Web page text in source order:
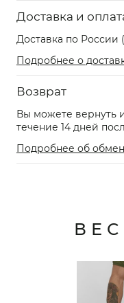
Доставка и
Доставка по России
Подробнее о
Возврат
Вы можете вернуть
течение 14 дней
Подробнее об